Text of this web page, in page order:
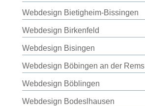
Webdesign Bietigheim-Bissingen
Webdesign Birkenfeld
Webdesign Bisingen
Webdesign Böbingen an der Rems
Webdesign Böblingen
Webdesign Bodeslhausen